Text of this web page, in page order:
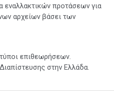
εναλλακτικών προτάσεων για
αρχείων βάσει των
επιθεωρήσεων.
στην Ελλάδα.